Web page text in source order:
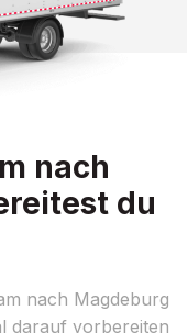
nach
du
nach Magdeburg
darauf vorbereiten